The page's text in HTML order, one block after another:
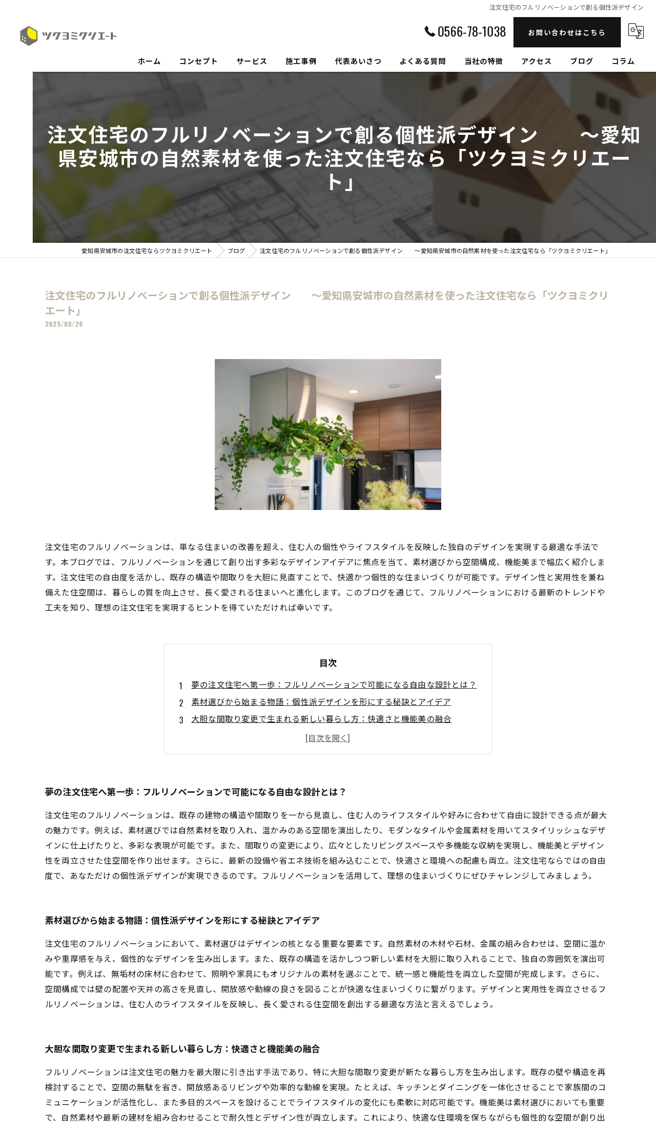
注文住宅のフルリノベーションで創る個性派デザイン
0566-78-1038 お問い合わせはこちら
ホーム コンセプト サービス 施工事例 代表あいさつ よくある質問 当社の特徴
自然素材
高性能
セルロースファイバー
健康住宅
和モダン
アクセス ブログ コラム
注文住宅のフルリノベーションで創る個性派デザイン ～愛知
県安城市の自然素材を使った注文住宅なら「ツクヨミクリエー
ト」
愛知県安城市の注文住宅ならツクヨミクリエート ブログ 注文住宅のフルリノベーションで創る個性派デザイン ～愛知県安城市の自然素材を使った注文住宅なら「ツクヨミクリエート」
注文住宅のフルリノベーションで創る個性派デザイン ～愛知県安城市の自然素材を使った注文住宅なら「ツクヨミクリ
エート」
2025/09/26
注文住宅のフルリノベーションは、単なる住まいの改善を超え、住む人の個性やライフスタイルを反映した独自のデザインを実現する最適な手法で
す。本ブログでは、フルリノベーションを通じて創り出す多彩なデザインアイデアに焦点を当て、素材選びから空間構成、機能美まで幅広く紹介しま
す。注文住宅の自由度を活かし、既存の構造や間取りを大胆に見直すことで、快適かつ個性的な住まいづくりが可能です。デザイン性と実用性を兼ね
備えた住空間は、暮らしの質を向上させ、長く愛される住まいへと進化します。このブログを通じて、フルリノベーションにおける最新のトレンドや
工夫を知り、理想の注文住宅を実現するヒントを得ていただければ幸いです。
目次
夢の注文住宅へ第一歩：フルリノベーションで可能になる自由な設計とは？
素材選びから始まる物語：個性派デザインを形にする秘訣とアイデア
大胆な間取り変更で生まれる新しい暮らし方：快適さと機能美の融合
施工のリアルストーリー：フルリノベーションで見違える住まいの変貌
完成した個性派注文住宅のご紹介：長く愛されるデザインの魅力とは？
理想の住まいを実現！注文住宅フルリノベーション成功の秘訣とは？
夢の注文住宅へ第一歩：フルリノベーションで可能になる自由な設計とは？
注文住宅のフルリノベーションは、既存の建物の構造や間取りを一から見直し、住む人のライフスタイルや好みに合わせて自由に設計できる点が最大
の魅力です。例えば、素材選びでは自然素材を取り入れ、温かみのある空間を演出したり、モダンなタイルや金属素材を用いてスタイリッシュなデザ
インに仕上げたりと、多彩な表現が可能です。また、間取りの変更により、広々としたリビングスペースや多機能な収納を実現し、機能美とデザイン
性を両立させた住空間を作り出せます。さらに、最新の設備や省エネ技術を組み込むことで、快適さと環境への配慮も両立。注文住宅ならではの自由
度で、あなただけの個性派デザインが実現できるのです。フルリノベーションを活用して、理想の住まいづくりにぜひチャレンジしてみましょう。
素材選びから始まる物語：個性派デザインを形にする秘訣とアイデア
注文住宅のフルリノベーションにおいて、素材選びはデザインの核となる重要な要素です。自然素材の木材や石材、金属の組み合わせは、空間に温か
みや重厚感を与え、個性的なデザインを生み出します。また、既存の構造を活かしつつ新しい素材を大胆に取り入れることで、独自の雰囲気を演出可
能です。例えば、無垢材の床材に合わせて、照明や家具にもオリジナルの素材を選ぶことで、統一感と機能性を両立した空間が完成します。さらに、
空間構成では壁の配置や天井の高さを見直し、開放感や動線の良さを図ることが快適な住まいづくりに繋がります。デザインと実用性を両立させるフ
ルリノベーションは、住む人のライフスタイルを反映し、長く愛される住空間を創出する最適な方法と言えるでしょう。
大胆な間取り変更で生まれる新しい暮らし方：快適さと機能美の融合
フルリノベーションは注文住宅の魅力を最大限に引き出す手法であり、特に大胆な間取り変更が新たな暮らし方を生み出します。既存の壁や構造を再
検討することで、空間の無駄を省き、開放感あるリビングや効率的な動線を実現。たとえば、キッチンとダイニングを一体化させることで家族間のコ
ミュニケーションが活性化し、また多目的スペースを設けることでライフスタイルの変化にも柔軟に対応可能です。機能美は素材選びにおいても重要
で、自然素材や最新の建材を組み合わせることで耐久性とデザイン性が両立します。これにより、快適な住環境を保ちながらも個性的な空間が創り出